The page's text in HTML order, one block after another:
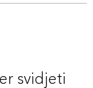
svidjeti